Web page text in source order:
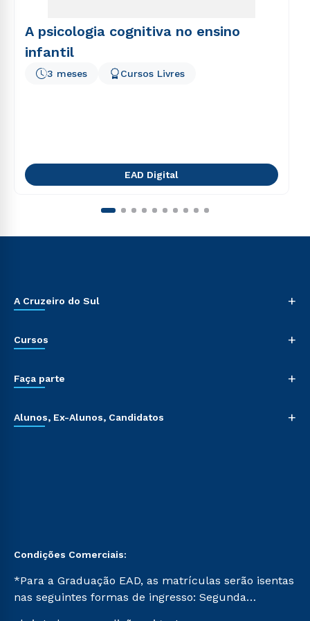
A psicologia cognitiva no ensino
infantil
3 meses Cursos Livres
EAD Digital
A Cruzeiro do Sul +
Cursos +
Faça parte +
Alunos, Ex-Alunos, Candidatos +
Condições Comerciais:
*Para a Graduação EAD, as matrículas serão isentas
nas seguintes formas de ingresso: Segunda